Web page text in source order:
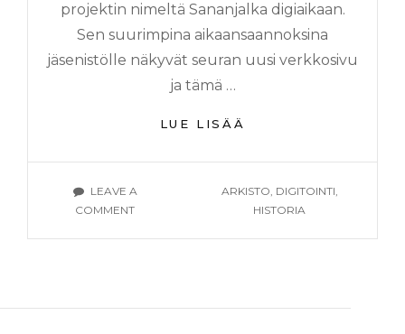
projektin nimeltä Sananjalka digiaikaan.
Sen suurimpina aikaansaannoksina
jäsenistölle näkyvät seuran uusi verkkosivu
ja tämä …
LUE LISÄÄ
JÄÄ
LEAVE A
COMMENTON
TAGS
ARKISTO, DIGITOINTI,
HISTORIA